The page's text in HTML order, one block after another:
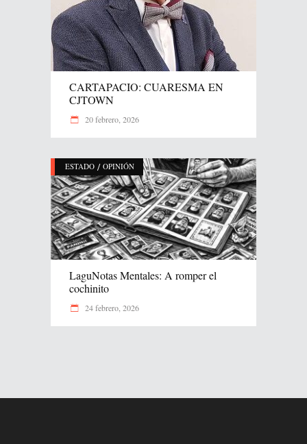
CARTAPACIO: CUARESMA EN
CJTOWN
20 febrero, 2026
ESTADO / OPINIÓN
LaguNotas Mentales: A romper el
cochinito
24 febrero, 2026